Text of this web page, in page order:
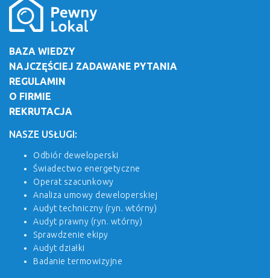
BAZA WIEDZY
NAJCZĘŚCIEJ ZADAWANE PYTANIA
REGULAMIN
O FIRMIE
REKRUTACJA
NASZE USŁUGI:
Odbiór deweloperski
Świadectwo energetyczne
Operat szacunkowy
Analiza umowy deweloperskiej
Audyt techniczny (ryn. wtórny)
Audyt prawny (ryn. wtórny)
Sprawdzenie ekipy
Audyt działki
Badanie termowizyjne